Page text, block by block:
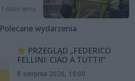
1 dzień temu
Polecane wydarzenia
PRZEGLĄD „FEDERICO
FELLINI: CIAO A TUTTI!”
8 sierpnia 2026, 19:00